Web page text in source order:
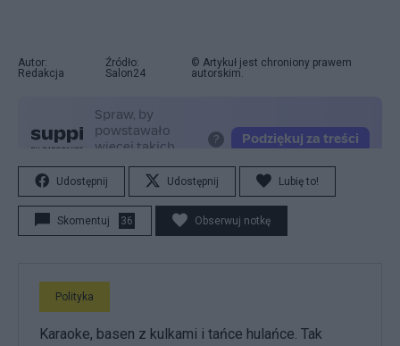
Autor:
Redakcja
Źródło:
Salon24
© Artykuł jest chroniony prawem
autorskim.
Udostępnij Udostępnij Lubię to!
Skomentuj 36 Obserwuj notkę
Polityka
Karaoke, basen z kulkami i tańce hulańce. Tak